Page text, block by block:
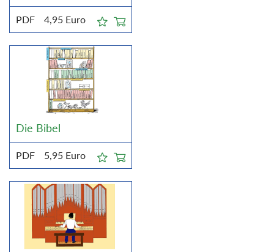
PDF 4,95 Euro
Die Bibel
PDF 5,95 Euro